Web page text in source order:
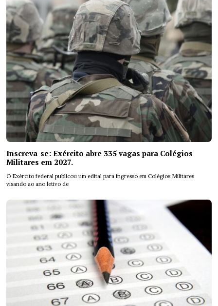
Inscreva-se: Exército abre 335 vagas para Colégios
Militares em 2027.
O Exército federal publicou um edital para ingresso em Colégios Militares
visando ao ano letivo de